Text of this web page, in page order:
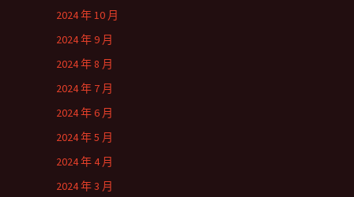
2024 年 10 月
2024 年 9 月
2024 年 8 月
2024 年 7 月
2024 年 6 月
2024 年 5 月
2024 年 4 月
2024 年 3 月